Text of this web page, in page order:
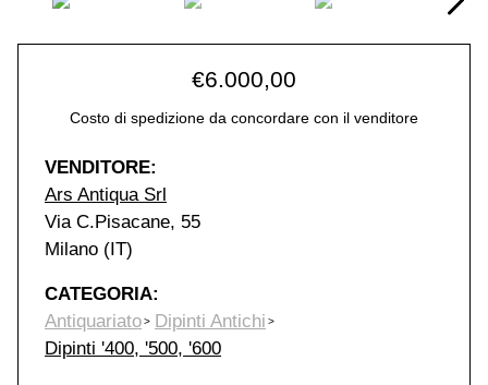
€6.000,00
Costo di spedizione da concordare con il venditore
VENDITORE:
Ars Antiqua Srl
Via C.Pisacane, 55
Milano (IT)
CATEGORIA:
Antiquariato
Dipinti Antichi
Dipinti '400, '500, '600